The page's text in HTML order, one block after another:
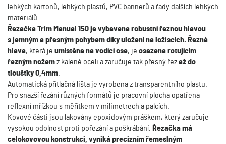
lehkých kartonů, lehkých plastů, PVC bannerů a řady dalších lehkých
materiálů.
Řezačka Trim Manual 150 je vybavena robustní řeznou hlavou
s jemným a přesným pohybem díky uložení na ložiscích. Řezná
hlava, která je umístěna na vodící ose, je osazena rotujícím
řezným nožemz kalené oceli a zaručuje tak přesný řezaž do
tloušťky 0,4mm
Automatická přítlačná lišta je vyrobena z transparentního plastu.
Pro snazší řezání různých formátů je pracovní plocha opatřena
reflexní mřížkou s měřítkem v milimetrech a palcích.
Kovové části jsou lakovány epoxidovým práškem, který zaručuje
vysokou odolnost proti pořezání a poškrábání.
Řezačka má
celokovovou konstrukci, vyniká precizním řemeslným